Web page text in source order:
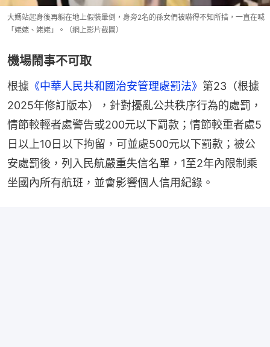
大媽站起身後再躺在地上假裝暈倒，身旁2名的孫女們被嚇得不知所措，一直在喊
「姥姥、姥姥」。（網上影片截圖）
機場鬧事不可取
根據 《中華人民共和國治安管理處罰法》 第23（根據
2025年修訂版本），針對擾亂公共秩序行為的處罰，
情節較輕者處警告或200元以下罰款；情節較重者處5
日以上10日以下拘留，可並處500元以下罰款；被公
安處罰後，列入民航嚴重失信名單，1至2年內限制乘
坐國內所有航班，並會影響個人信用紀錄。